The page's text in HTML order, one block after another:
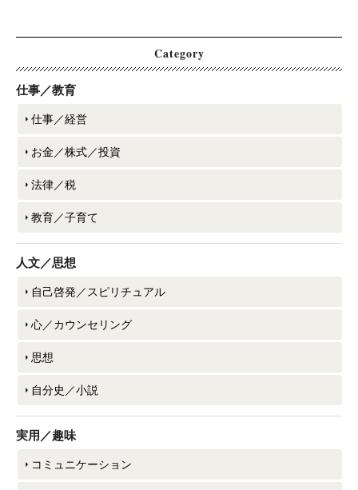
Category
仕事／教育
仕事／経営
お金／株式／投資
法律／税
教育／子育て
人文／思想
自己啓発／スピリチュアル
心／カウンセリング
思想
自分史／小説
実用／趣味
コミュニケーション